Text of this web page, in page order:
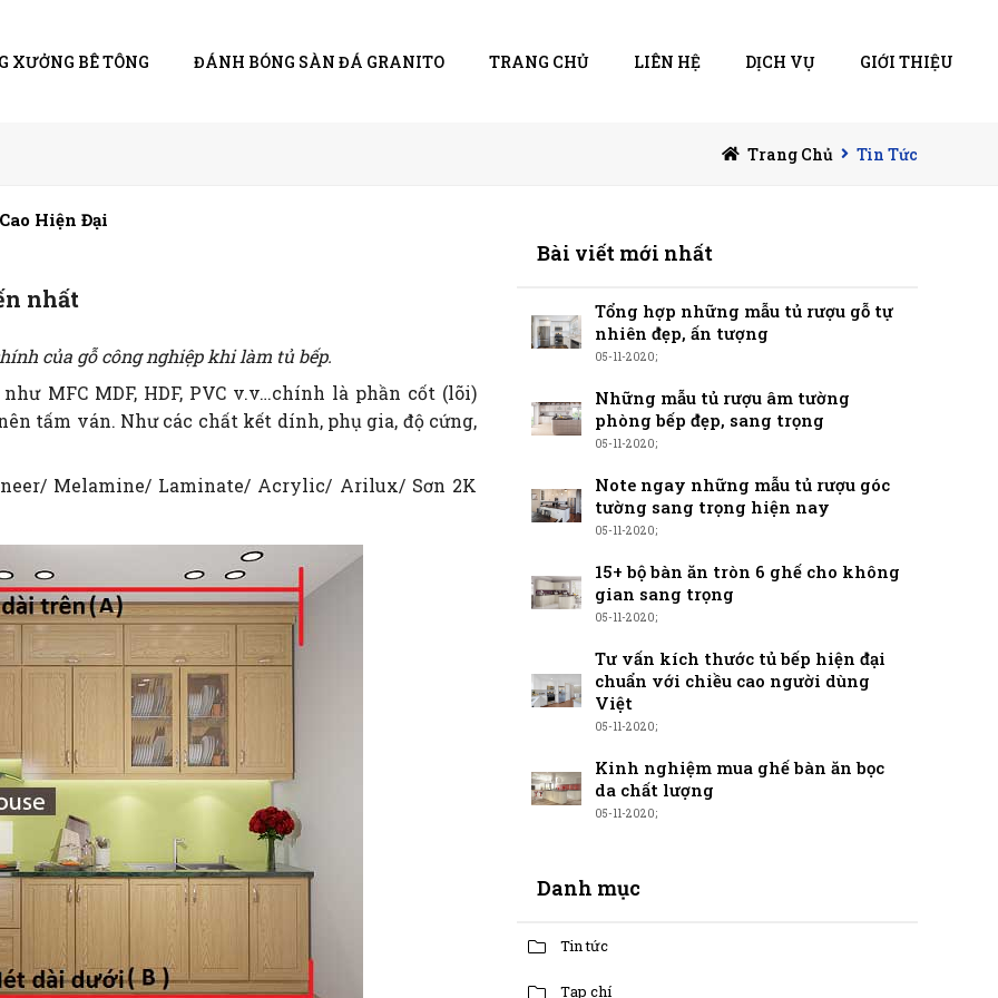
XƯỞNG BÊ TÔNG ĐÁNH BÓNG SÀN ĐÁ GRANITO TRANG CHỦ LIÊN HỆ DỊCH VỤ GIỚI THIỆU
Trang Chủ Tin Tức
Hiện Đại
nhất
của gỗ công nghiệp khi làm tủ bếp.
MFC MDF, HDF, PVC v.v…chính là phần cốt (lõi)
tấm ván. Như các chất kết dính, phụ gia, độ cứng,
Melamine/ Laminate/ Acrylic/ Arilux/ Sơn 2K
Bài viết mới nhất
Tổng hợp những mẫu tủ rượu gỗ tự
nhiên đẹp, ấn tượng
05-11-2020;
Những mẫu tủ rượu âm tường
phòng bếp đẹp, sang trọng
05-11-2020;
Note ngay những mẫu tủ rượu góc
tường sang trọng hiện nay
05-11-2020;
15+ bộ bàn ăn tròn 6 ghế cho không
gian sang trọng
05-11-2020;
Tư vấn kích thước tủ bếp hiện đại
chuẩn với chiều cao người dùng
Việt
05-11-2020;
Kinh nghiệm mua ghế bàn ăn bọc
da chất lượng
05-11-2020;
Danh mục
Tin tức
Tạp chí